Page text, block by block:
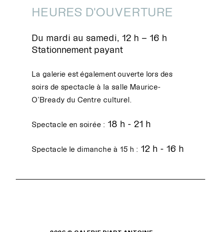
HEURES D'OUVERTURE
Du mardi au samedi, 12 h – 16 h
Stationnement payant
La galerie est également ouverte lors des
soirs de spectacle à la salle Maurice-
O’Bready du Centre culturel.
Spectacle en soirée : 18 h - 21 h
Spectacle le dimanche à 15 h : 12 h - 16 h